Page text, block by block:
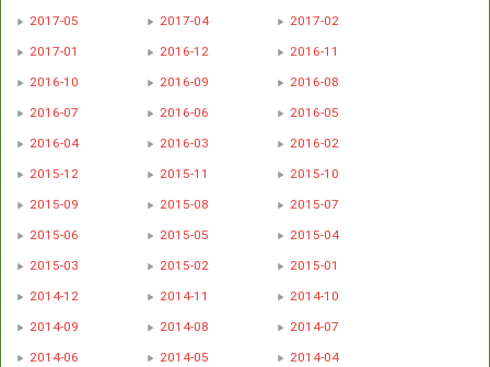
2017-05
2017-04
2017-02
2017-01
2016-12
2016-11
2016-10
2016-09
2016-08
2016-07
2016-06
2016-05
2016-04
2016-03
2016-02
2015-12
2015-11
2015-10
2015-09
2015-08
2015-07
2015-06
2015-05
2015-04
2015-03
2015-02
2015-01
2014-12
2014-11
2014-10
2014-09
2014-08
2014-07
2014-06
2014-05
2014-04